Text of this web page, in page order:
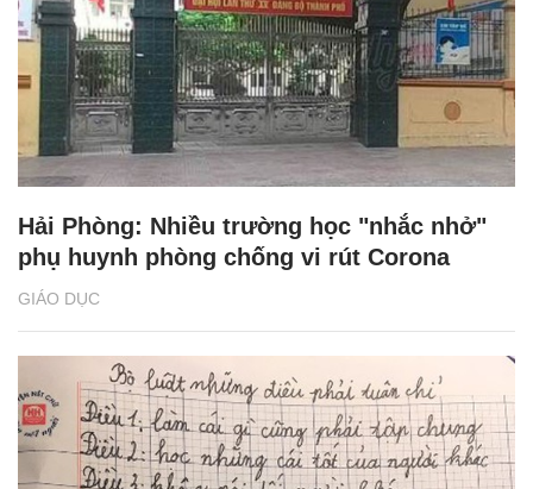
GIÁO DỤC
Hải Phòng: Nhiều trường học "nhắc nhở"
phụ huynh phòng chống vi rút Corona